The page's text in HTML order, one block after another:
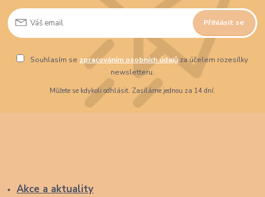
Přihlásit se
Souhlasím se zpracováním osobních údajů za účelem rozesílky
newsletteru.
Můžete se kdykoli odhlásit. Zasíláme jednou za 14 dní.
Akce a aktuality